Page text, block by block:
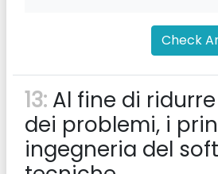
Check
13: Al fine di
dei problemi, i
ingegneria del